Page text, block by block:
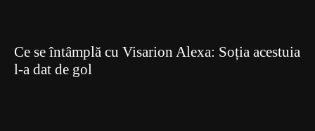
Ce se întâmplă cu Visarion Alexa: Soția acestuia
l-a dat de gol